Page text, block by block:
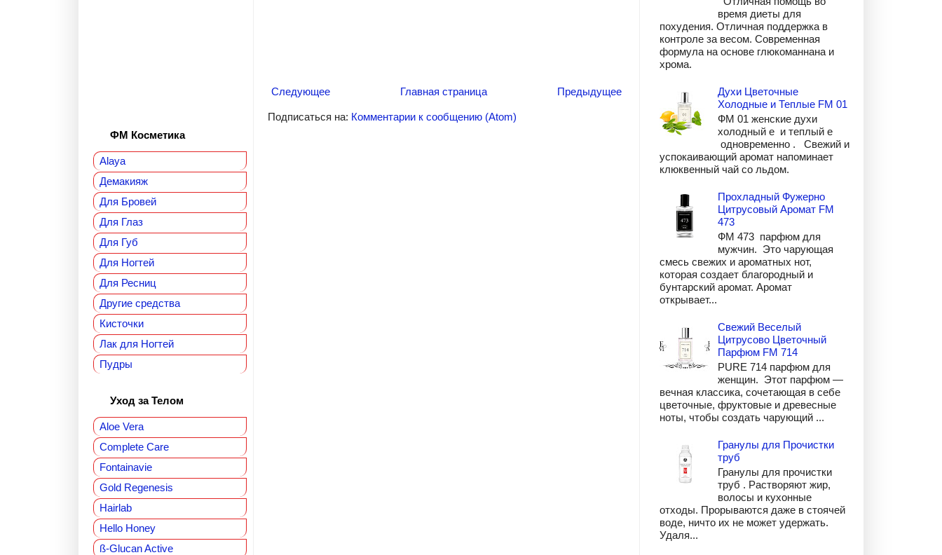
Следующее Предыдущее
Главная страница
Подписаться на: Комментарии к сообщению (Atom)
ФМ Косметика
Alaya
Демакияж
Для Бровей
Для Глаз
Для Губ
Для Ногтей
Для Ресниц
Другие средства
Кисточки
Лак для Ногтей
Пудры
Уход за Телом
Aloe Vera
Complete Care
Fontainavie
Gold Regenesis
Hairlab
Hello Honey
ß-Glucan Active
время диеты для
похудения. Отличная поддержка в
контроле за весом. Современная
формула на основе глюкоманнана и
хрома.
Духи Цветочные
Холодные и Теплые FM 01
ФМ 01 женские духи
холодный е и теплый е
одновременно . Свежий и
успокаивающий аромат напоминает
клюквенный чай со льдом.
Прохладный Фужерно
Цитрусовый Аромат FM
473
ФМ 473 парфюм для
мужчин. Это чарующая
смесь свежих и ароматных нот,
которая создает благородный и
бунтарский аромат. Аромат
открывает...
Свежий Веселый
Цитрусово Цветочный
Парфюм FM 714
PURE 714 парфюм для
женщин. Этот парфюм —
вечная классика, сочетающая в себе
цветочные, фруктовые и древесные
ноты, чтобы создать чарующий ...
Гранулы для Прочистки
труб
Гранулы для прочистки
труб . Растворяют жир,
волосы и кухонные
отходы. Прорываются даже в стоячей
воде, ничто их не может удержать.
Удаля...